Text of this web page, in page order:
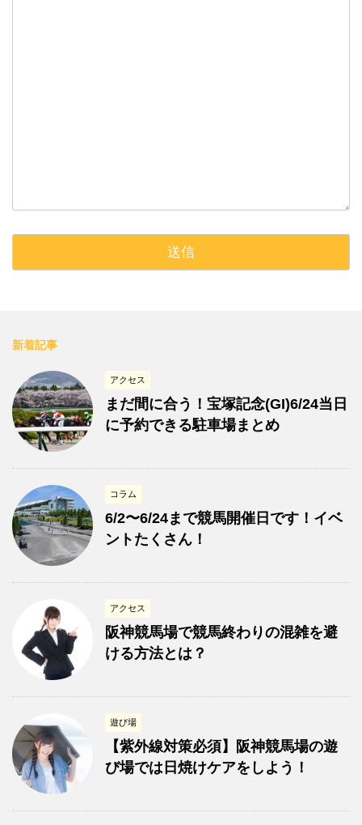
新着記事
アクセス
まだ間に合う！宝塚記念(GI)6/24当日
に予約できる駐車場まとめ
コラム
6/2〜6/24まで競馬開催日です！イベ
ントたくさん！
アクセス
阪神競馬場で競馬終わりの混雑を避
ける方法とは？
遊び場
【紫外線対策必須】阪神競馬場の遊
び場では日焼けケアをしよう！